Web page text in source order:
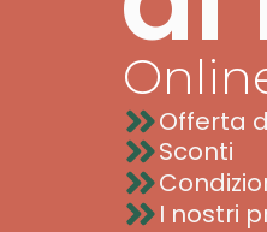
Offerta
Sconti
I nostri